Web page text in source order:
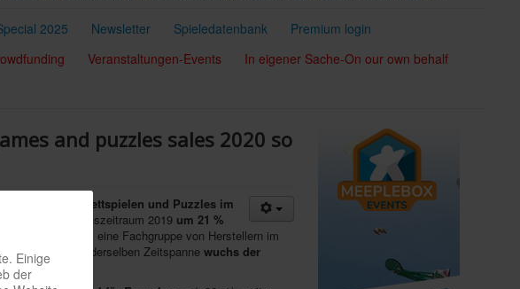
2025 Newsletter Spieledatenbank
Premium login
Veranstaltungen-Events In eigener Sache-On our own behalf
and puzzles sales 2020 so
Umsatz mit Brettspielen und Puzzles im
dem Vergleichszeitraum 2019 um 21 %
bekannt gab, eine Fachgruppe von Herstellern im
Industrie
. In derselben Zeitspanne wuchs der
um 8 %
Einige
der